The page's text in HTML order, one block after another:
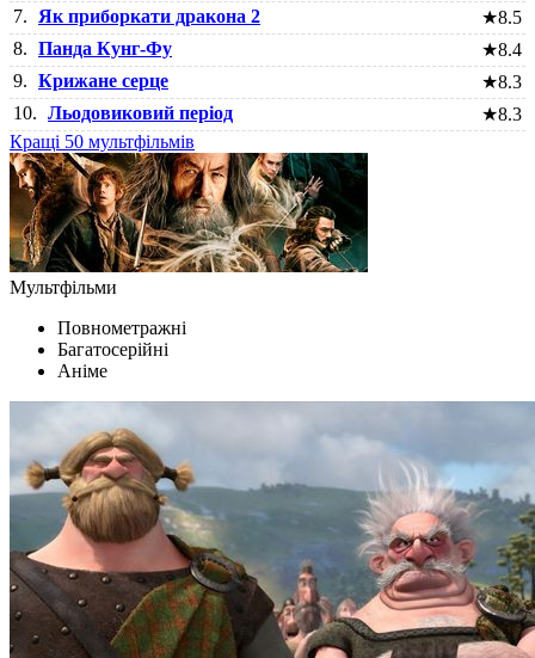
7.
Як приборкати дракона 2 ★8.5
8. Панда Кунг-Фу ★8.4
9. Крижане серце ★8.3
10. Льодовиковий період ★8.3
Кращі 50 мультфільмів
Мультфільми
Повнометражні
Багатосерійні
Аніме